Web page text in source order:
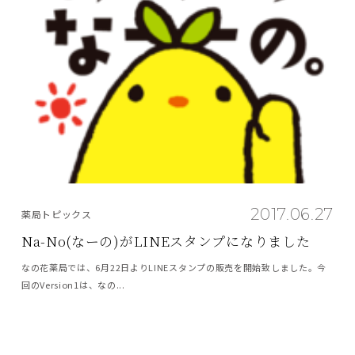
2017.06.27
薬局トピックス
Na-No(なーの)がLINEスタンプになりました
なの花薬局では、6月22日よりLINEスタンプの販売を開始致しました。今
回のVersion1は、なの...